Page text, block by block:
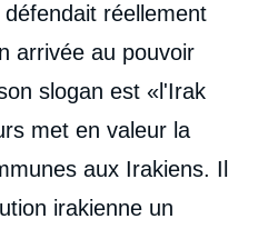
réellement
arrivée au pouvoir
slogan est «l'Irak
met en valeur la
aux Irakiens. Il
irakienne un